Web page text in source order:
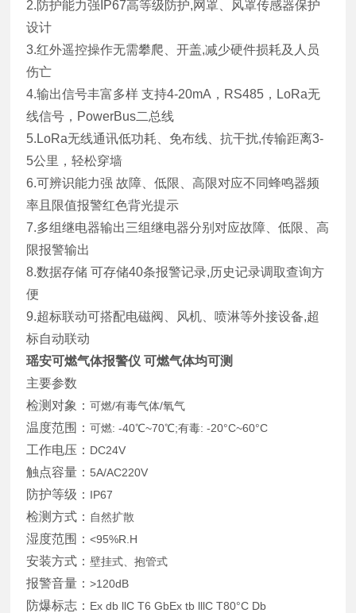
2.防护能力强IP67高等级防护,网罩、风罩传感器保护
设计
3.红外遥控操作无需攀爬、开盖,减少硬件损耗及人员
伤亡
4.输出信号丰富多样 支持4-20mA，RS485，LoRa无
线信号，PowerBus二总线
5.LoRa无线通讯低功耗、免布线、抗干扰,传输距离3-
5公里，轻松穿墙
6.可辨识能力强 故障、低限、高限对应不同蜂鸣器频
率且限值报警红色背光提示
7.多组继电器输出三组继电器分别对应故障、低限、高
限报警输出
8.数据存储 可存储40条报警记录,历史记录调取查询方
便
9.超标联动可搭配电磁阀、风机、喷淋等外接设备,超
标自动联动
瑶安可燃气体报警仪 可燃气体均可测
主要参数
检测对象：可燃/有毒气体/氧气
温度范围：可燃: -40℃~70℃;有毒: -20°C~60°C
工作电压： DC24V
触点容量：5A/AC220V
防护等级： IP67
检测方式： 自然扩散
湿度范围：<95%R.H
安装方式：壁挂式、抱管式
报警音量：>120dB
防爆标志： Ex db llC T6 GbEx tb lllC T80°C Db